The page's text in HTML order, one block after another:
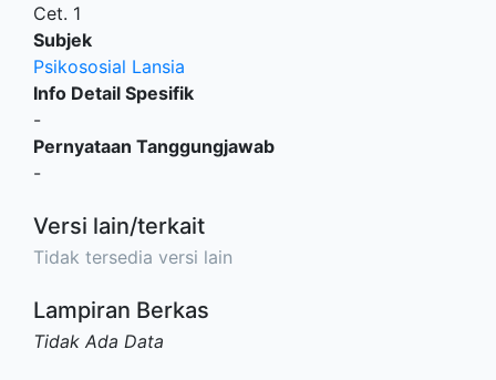
Cet. 1
Subjek
Psikososial Lansia
Info Detail Spesifik
-
Pernyataan Tanggungjawab
-
Versi lain/terkait
Tidak tersedia versi lain
Lampiran Berkas
Tidak Ada Data